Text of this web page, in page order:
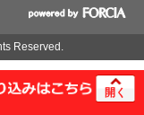
Reserved.
開く